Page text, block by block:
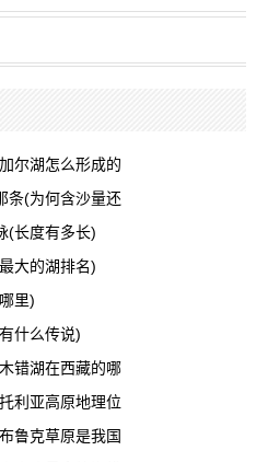
尔湖怎么形成的
条(为何含沙量还
(长度有多长)
大的湖排名)
里)
什么传说)
错湖在西藏的哪
利亚高原地理位
鲁克草原是我国